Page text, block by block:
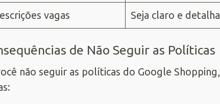
vagas Seja claro e
de Não Seguir as Políticas
não seguir as políticas do Google